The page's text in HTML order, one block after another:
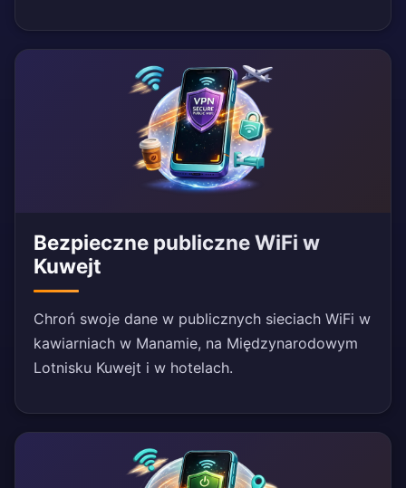
Bezpieczne publiczne WiFi w
Kuwejt
Chroń swoje dane w publicznych sieciach WiFi w
kawiarniach w Manamie, na Międzynarodowym
Lotnisku Kuwejt i w hotelach.